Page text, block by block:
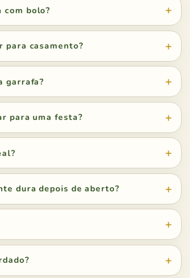
com bolo?
para casamento?
garrafa?
para uma festa?
dura depois de aberto?